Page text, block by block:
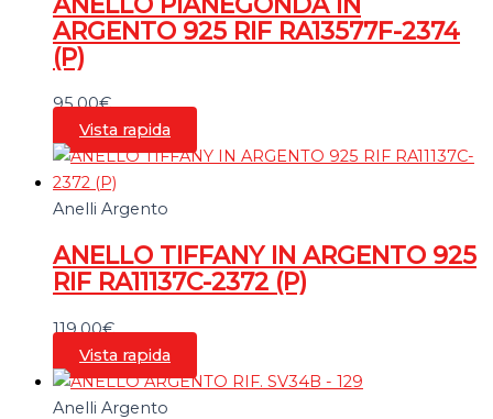
ARGENTO 925 RIF RA13577F-2374
(P)
95,00€
Vista rapida
Anelli Argento
ANELLO TIFFANY IN ARGENTO 925
RIF RA11137C-2372 (P)
119,00€
Vista rapida
Anelli Argento